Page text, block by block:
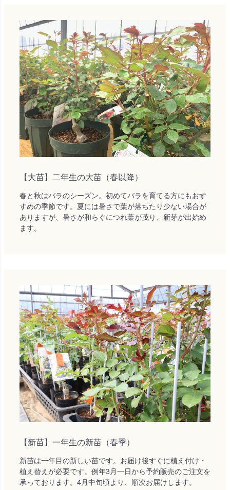
【大苗】二年生の大苗（春以降）
春と秋はバラのシーズン。初めてバラを育てる方にもおす
すめの季節です。夏には暑さで葉が落ちたり少ない場合が
ありますが、暑さが和らぐにつれ葉が茂り、新芽が出始め
ます。
【新苗】一年生の新苗（春季）
新苗は一年目の新しい苗です。お届け後すぐに植え付け・
植え替えが必要です。例年3月一日から予約販売のご注文を
承っております。4月中旬頃より、順次お届けします。